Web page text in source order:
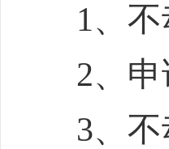
1、
2、
3、